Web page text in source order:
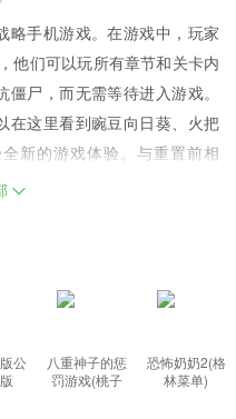
略手机游戏。在游戏中，玩家
他们可以玩所有章节和关卡内
尸，而无需等待进入游戏。
在这里看到豌豆向日葵、火把
新的游戏体验。与重置前相
旨在为玩家提供更好的游戏体
载介绍
巨型僵尸”等超现实单元。
公
八重神子的惩
罚游戏(桃子
恐怖奶奶2(格
林菜单)